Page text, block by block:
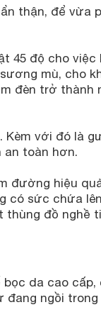
thận, để vừa
45 độ cho việc
mù, cho
đèn trở thành
với đó là
an toàn hơn.
đường hiệu
có sức chứa
đồ nghề
da cao
đang ngồi